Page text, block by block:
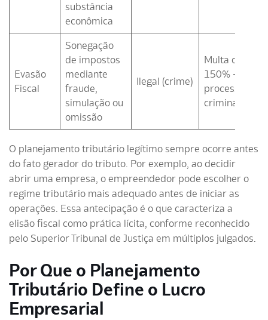
substância
econômica
Evasão
Fiscal
Sonegação
de impostos
mediante
fraude,
simulação ou
omissão
Ilegal (crime)
Multa de 75%
150% + juros
processo
criminal
O planejamento tributário legítimo sempre ocorre antes
do fato gerador do tributo. Por exemplo, ao decidir
abrir uma empresa, o empreendedor pode escolher o
regime tributário mais adequado antes de iniciar as
operações. Essa antecipação é o que caracteriza a
elisão fiscal como prática lícita, conforme reconhecido
pelo Superior Tribunal de Justiça em múltiplos julgados.
Por Que o Planejamento
Tributário Define o Lucro
Empresarial